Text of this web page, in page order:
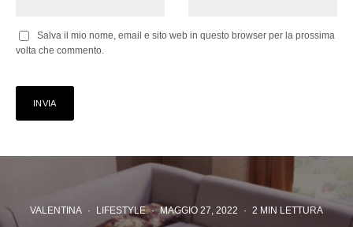
Salva il mio nome, email e sito web in questo browser per la prossima
volta che commento.
VALENTINA · LIFESTYLE · MAGGIO 27, 2022 · 2 MIN LETTURA